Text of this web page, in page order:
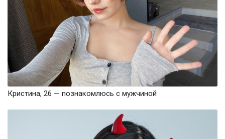
Кристина, 26 — познакомлюсь с мужчиной